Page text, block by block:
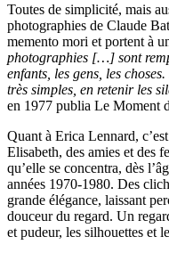
Toutes de simplicité, mais
photographies de Claude
memento mori et portent à
photographies […] sont
enfants, les gens, les
très simples, en retenir les
en 1977 publia Le Moment
Quant à Erica Lennard,
Elisabeth, des amies et des
qu’elle se concentra, dès
années 1970-1980. Des
grande élégance, laissant
douceur du regard. Un
et pudeur, les silhouettes et